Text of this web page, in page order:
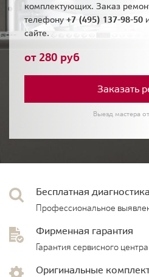
комплектующих. Заказ
телефону +7 (495) 137-98-50
сайте.
от 280 руб
Заказать
Выезд мастера
Бесплатная диагностика
Профессиональное
Фирменная гарантия
Гарантия сервисного центра
Оригинальные